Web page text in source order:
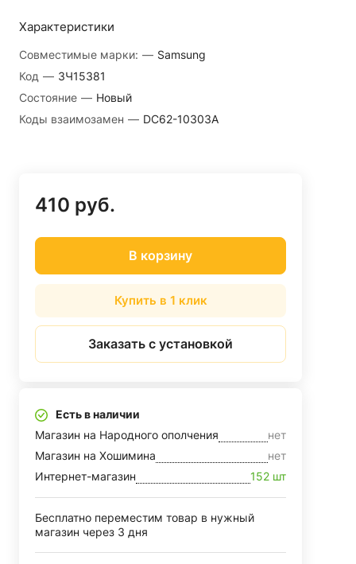
Характеристики
Совместимые марки: — Samsung
Код — ЗЧ15381
Состояние — Новый
Коды взаимозамен — DC62-10303A
410 руб.
В корзину
Купить в 1 клик
Заказать с установкой
Есть в наличии
Магазин на Народного ополчения
нет
Магазин на Хошимина
нет
Интернет-магазин
152 шт
Бесплатно переместим товар в нужный
магазин через 3 дня